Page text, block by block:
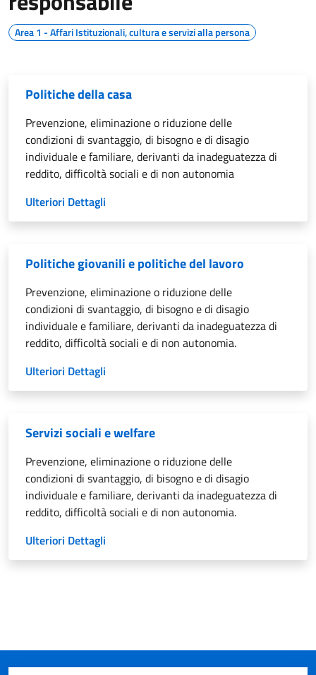
Area 1 - Affari Istituzionali, cultura e servizi alla persona
Politiche della casa
Prevenzione, eliminazione o riduzione delle
condizioni di svantaggio, di bisogno e di disagio
individuale e familiare, derivanti da inadeguatezza di
reddito, difficoltà sociali e di non autonomia
Ulteriori Dettagli
Politiche giovanili e politiche del lavoro
Prevenzione, eliminazione o riduzione delle
condizioni di svantaggio, di bisogno e di disagio
individuale e familiare, derivanti da inadeguatezza di
reddito, difficoltà sociali e di non autonomia.
Ulteriori Dettagli
Servizi sociali e welfare
Prevenzione, eliminazione o riduzione delle
condizioni di svantaggio, di bisogno e di disagio
individuale e familiare, derivanti da inadeguatezza di
reddito, difficoltà sociali e di non autonomia.
Ulteriori Dettagli